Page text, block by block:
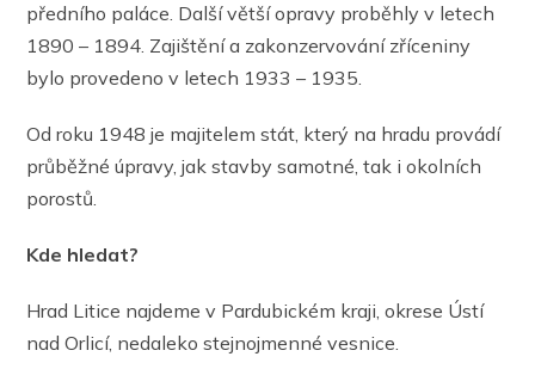
předního paláce. Další větší opravy proběhly v letech
1890 – 1894. Zajištění a zakonzervování zříceniny
bylo provedeno v letech 1933 – 1935.
Od roku 1948 je majitelem stát, který na hradu provádí
průběžné úpravy, jak stavby samotné, tak i okolních
porostů.
Kde hledat?
Hrad Litice najdeme v Pardubickém kraji, okrese Ústí
nad Orlicí, nedaleko stejnojmenné vesnice.